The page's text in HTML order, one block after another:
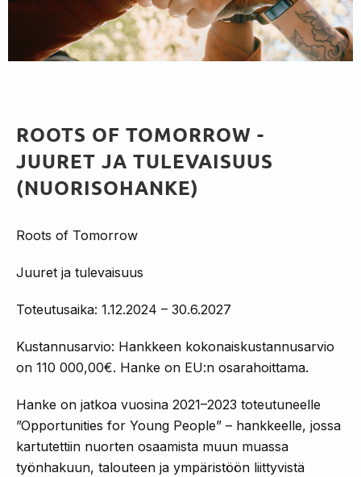
ROOTS OF TOMORROW -
JUURET JA TULEVAISUUS
(NUORISOHANKE)
Roots of Tomorrow
Juuret ja tulevaisuus
Toteutusaika: 1.12.2024 – 30.6.2027
Kustannusarvio: Hankkeen kokonaiskustannusarvio
on 110 000,00€. Hanke on EU:n osarahoittama.
Hanke on jatkoa vuosina 2021–2023 toteutuneelle
”Opportunities for Young People” – hankkeelle, jossa
kartutettiin nuorten osaamista muun muassa
työnhakuun, talouteen ja ympäristöön liittyvistä